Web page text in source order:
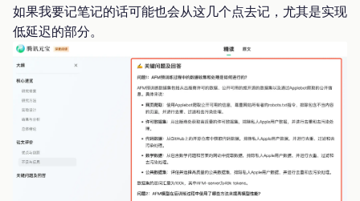
如果我要记笔记的话可能也会从这几个点去记，尤其是实现
低延迟的部分。